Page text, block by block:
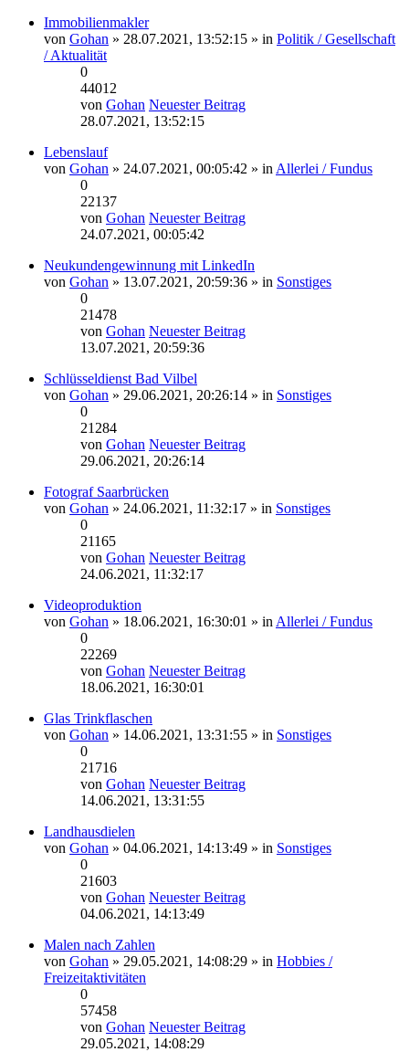
Immobilienmakler
von Gohan » 28.07.2021, 13:52:15 » in Politik / Gesellschaft
/ Aktualität
0
44012
von Gohan Neuester Beitrag
28.07.2021, 13:52:15
Lebenslauf
von Gohan » 24.07.2021, 00:05:42 » in Allerlei / Fundus
0
22137
von Gohan Neuester Beitrag
24.07.2021, 00:05:42
Neukundengewinnung mit LinkedIn
von Gohan » 13.07.2021, 20:59:36 » in Sonstiges
0
21478
von Gohan Neuester Beitrag
13.07.2021, 20:59:36
Schlüsseldienst Bad Vilbel
von Gohan » 29.06.2021, 20:26:14 » in Sonstiges
0
21284
von Gohan Neuester Beitrag
29.06.2021, 20:26:14
Fotograf Saarbrücken
von Gohan » 24.06.2021, 11:32:17 » in Sonstiges
0
21165
von Gohan Neuester Beitrag
24.06.2021, 11:32:17
Videoproduktion
von Gohan » 18.06.2021, 16:30:01 » in Allerlei / Fundus
0
22269
von Gohan Neuester Beitrag
18.06.2021, 16:30:01
Glas Trinkflaschen
von Gohan » 14.06.2021, 13:31:55 » in Sonstiges
0
21716
von Gohan Neuester Beitrag
14.06.2021, 13:31:55
Landhausdielen
von Gohan » 04.06.2021, 14:13:49 » in Sonstiges
0
21603
von Gohan Neuester Beitrag
04.06.2021, 14:13:49
Malen nach Zahlen
von Gohan » 29.05.2021, 14:08:29 » in Hobbies /
Freizeitaktivitäten
0
57458
von Gohan Neuester Beitrag
29.05.2021, 14:08:29